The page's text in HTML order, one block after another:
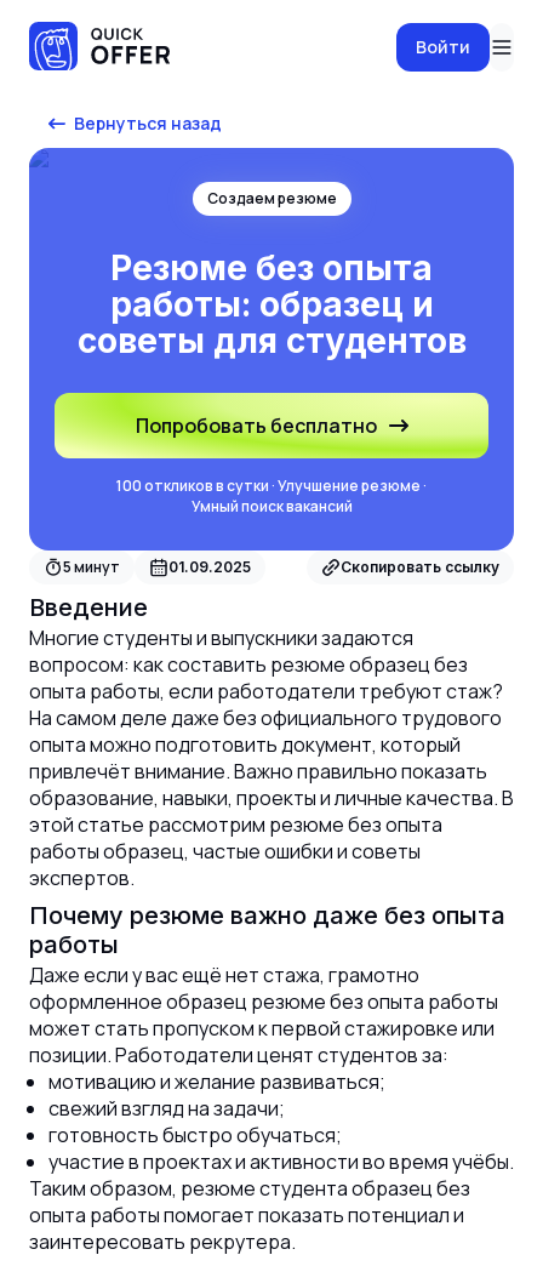
Войти
Вернуться назад
Создаем резюме
Резюме без опыта
работы: образец и
советы для студентов
Попробовать бесплатно
100 откликов в сутки · Улучшение резюме ·
Умный поиск вакансий
5минут 01.09.2025 Скопировать ссылку
Введение
Многие студенты и выпускники задаются
вопросом: как составить резюме образец без
опыта работы, если работодатели требуют стаж?
На самом деле даже без официального трудового
опыта можно подготовить документ, который
привлечёт внимание. Важно правильно показать
образование, навыки, проекты и личные качества. В
этой статье рассмотрим резюме без опыта
работы образец, частые ошибки и советы
экспертов.
Почему резюме важно даже без опыта
работы
Даже если у вас ещё нет стажа, грамотно
оформленное образец резюме без опыта работы
может стать пропуском к первой стажировке или
позиции. Работодатели ценят студентов за:
мотивацию и желание развиваться;
свежий взгляд на задачи;
готовность быстро обучаться;
участие в проектах и активности во время учёбы.
Таким образом, резюме студента образец без
опыта работы помогает показать потенциал и
заинтересовать рекрутера.